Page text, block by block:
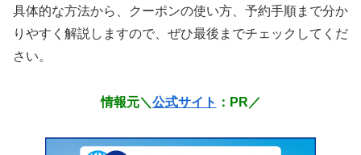
具体的な方法から、クーポンの使い方、予約手順まで分か
りやすく解説しますので、ぜひ最後までチェックしてくだ
さい。
情報元＼ 公式サイト ：PR／